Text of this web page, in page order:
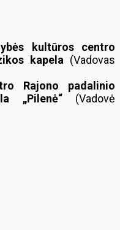
kultūros centro
kapela (Vadovas
Rajono padalinio
„Pilenė“(Vadovė